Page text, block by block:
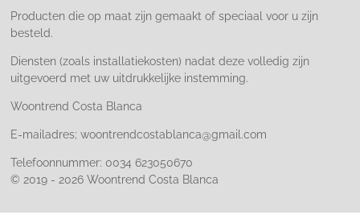
Producten die op maat zijn gemaakt of speciaal voor u zijn
besteld.
Diensten (zoals installatiekosten) nadat deze volledig zijn
uitgevoerd met uw uitdrukkelijke instemming.
Woontrend Costa Blanca
E-mailadres; woontrendcostablanca@gmail.com
Telefoonnummer: 0034 623050670
© 2019 - 2026 Woontrend Costa Blanca